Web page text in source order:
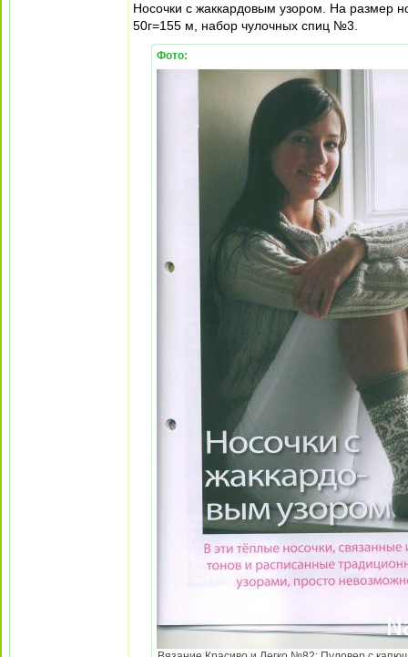
Носочки с жаккардовым узором. На размер
50г=155 м, набор чулочных спиц №3.
Фото: